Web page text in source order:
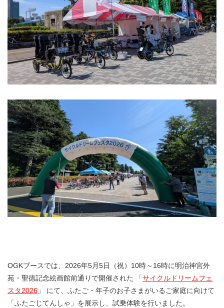
OGKブースでは、2026年5月5日（祝）10時～16時に明治神宮外
苑・聖徳記念絵画館前通りで開催された 「サイクルドリームフェ
スタ2026 」 にて、ふたご・年子のお子さまがいるご家庭に向けて
「ふたごじてんしゃ」を展示し、試乗体験を行いました。